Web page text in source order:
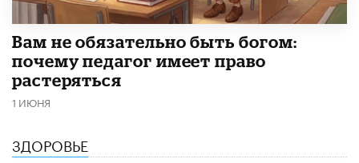
​Вам не обязательно быть богом:
почему педагог имеет право
растеряться
1 ИЮНЯ
ЗДОРОВЬЕ